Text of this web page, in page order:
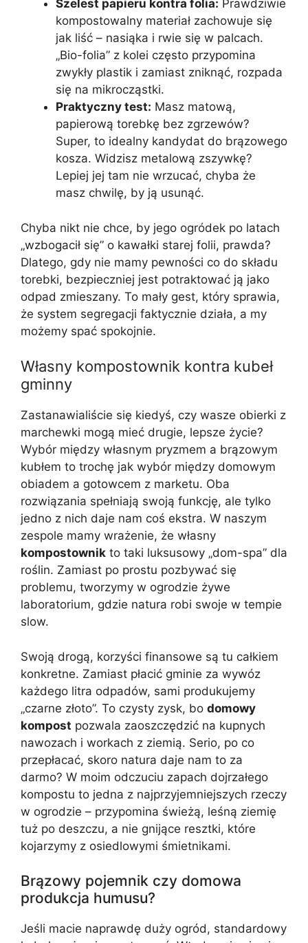
Szelest papieru kontra folia: Prawdziwie
kompostowalny materiał zachowuje się
jak liść – nasiąka i rwie się w palcach.
„Bio-folia” z kolei często przypomina
zwykły plastik i zamiast zniknąć, rozpada
się na mikrocząstki.
Praktyczny test: Masz matową,
papierową torebkę bez zgrzewów?
Super, to idealny kandydat do brązowego
kosza. Widzisz metalową zszywkę?
Lepiej jej tam nie wrzucać, chyba że
masz chwilę, by ją usunąć.
Chyba nikt nie chce, by jego ogródek po latach
„wzbogacił się” o kawałki starej folii, prawda?
Dlatego, gdy nie mamy pewności co do składu
torebki, bezpieczniej jest potraktować ją jako
odpad zmieszany. To mały gest, który sprawia,
że system segregacji faktycznie działa, a my
możemy spać spokojnie.
Własny kompostownik kontra kubeł
gminny
Zastanawialiście się kiedyś, czy wasze obierki z
marchewki mogą mieć drugie, lepsze życie?
Wybór między własnym pryzmem a brązowym
kubłem to trochę jak wybór między domowym
obiadem a gotowcem z marketu. Oba
rozwiązania spełniają swoją funkcję, ale tylko
jedno z nich daje nam coś ekstra. W naszym
zespole mamy wrażenie, że własny
kompostownik to taki luksusowy „dom-spa” dla
roślin. Zamiast po prostu pozbywać się
problemu, tworzymy w ogrodzie żywe
laboratorium, gdzie natura robi swoje w tempie
slow.
Swoją drogą, korzyści finansowe są tu całkiem
konkretne. Zamiast płacić gminie za wywóz
każdego litra odpadów, sami produkujemy
„czarne złoto”. To czysty zysk, bo domowy
kompost pozwala zaoszczędzić na kupnych
nawozach i workach z ziemią. Serio, po co
przepłacać, skoro natura daje nam to za
darmo? W moim odczuciu zapach dojrzałego
kompostu to jedna z najprzyjemniejszych rzeczy
w ogrodzie – przypomina świeżą, leśną ziemię
tuż po deszczu, a nie gnijące resztki, które
kojarzymy z osiedlowymi śmietnikami.
Brązowy pojemnik czy domowa
produkcja humusu?
Jeśli macie naprawdę duży ogród, standardowy